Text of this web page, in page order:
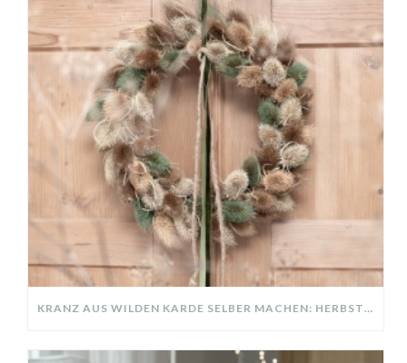
KRANZ AUS WILDEN KARDE SELBER MACHEN: HERBSTDEKO GANZ EINFACH